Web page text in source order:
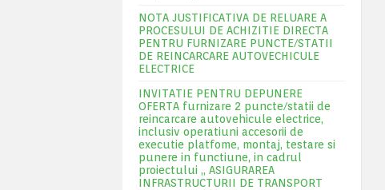
NOTA JUSTIFICATIVA DE RELUARE A
PROCESULUI DE ACHIZITIE DIRECTA
PENTRU FURNIZARE PUNCTE/STATII
DE REINCARCARE AUTOVECHICULE
ELECTRICE
INVITATIE PENTRU DEPUNERE
OFERTA furnizare 2 puncte/statii de
reincarcare autovehicule electrice,
inclusiv operatiuni accesorii de
executie platfome, montaj, testare si
punere in functiune, in cadrul
proiectului „ ASIGURAREA
INFRASTRUCTURII DE TRANSPORT